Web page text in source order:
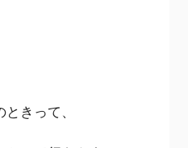
きって、